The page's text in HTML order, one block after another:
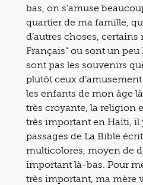
bas, on s’amuse
quartier de ma famille,
d’autres choses, certains
Français” ou sont un
sont pas les souvenirs
plutôt ceux
les enfants de mon âge
très croyante, la religion
très important en Haïti, il
passages de La Bible
multicolores, moyen de
important là-bas. Pour
très important, ma mère